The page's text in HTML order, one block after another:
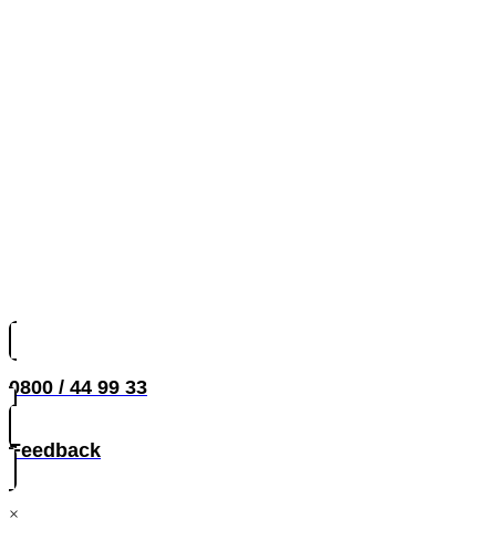
0800 / 44 99 33
Feedback
×